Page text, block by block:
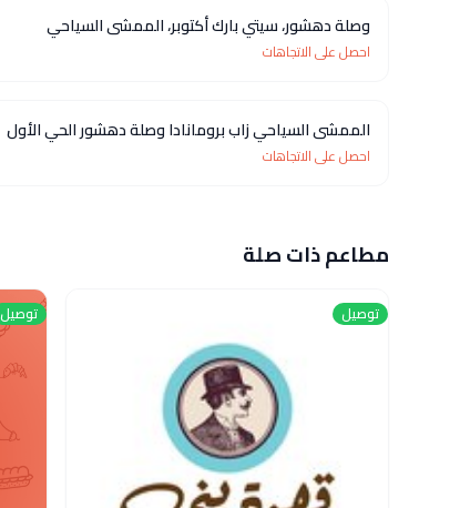
وصلة دهشور، سيتي بارك أكتوبر، الممشى السياحي
احصل على الاتجاهات
الممشى السياحي زاب برومانادا وصلة دهشور الحي الأول
احصل على الاتجاهات
مطاعم ذات صلة
توصيل توصيل